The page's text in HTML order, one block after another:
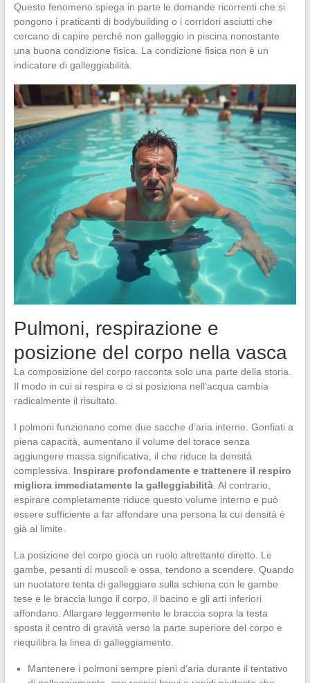
Questo fenomeno spiega in parte le domande ricorrenti che si
pongono i praticanti di bodybuilding o i corridori asciutti che
cercano di capire perché non galleggio in piscina nonostante
una buona condizione fisica. La condizione fisica non è un
indicatore di galleggiabilità.
Pulmoni, respirazione e
posizione del corpo nella vasca
La composizione del corpo racconta solo una parte della storia.
Il modo in cui si respira e ci si posiziona nell’acqua cambia
radicalmente il risultato.
I polmoni funzionano come due sacche d’aria interne. Gonfiati a
piena capacità, aumentano il volume del torace senza
aggiungere massa significativa, il che riduce la densità
complessiva. Inspirare profondamente e trattenere il respiro
migliora immediatamente la galleggiabilità. Al contrario,
espirare completamente riduce questo volume interno e può
essere sufficiente a far affondare una persona la cui densità è
già al limite.
La posizione del corpo gioca un ruolo altrettanto diretto. Le
gambe, pesanti di muscoli e ossa, tendono a scendere. Quando
un nuotatore tenta di galleggiare sulla schiena con le gambe
tese e le braccia lungo il corpo, il bacino e gli arti inferiori
affondano. Allargare leggermente le braccia sopra la testa
sposta il centro di gravità verso la parte superiore del corpo e
riequilibra la linea di galleggiamento.
Mantenere i polmoni sempre pieni d’aria durante il tentativo